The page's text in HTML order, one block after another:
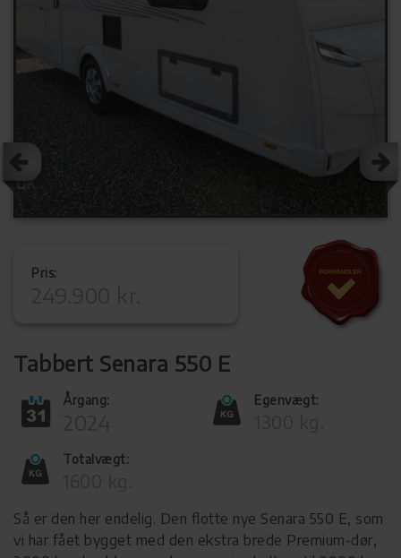
Pris:
Tabbert Senara 550 E
Årgang: Egenvægt:
Totalvægt:
Så er den her endelig. Den flotte nye Senara 550 E, som
vi har fået bygget med den ekstra brede Premium-dør,